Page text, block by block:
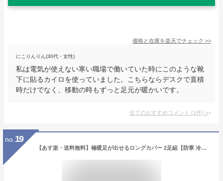
価格と在庫を楽天でチェック >>
にこりんりん(30代・女性)
私は電気が使えない寒い職場で働いていた時にこのような靴
下に貼るカイロを使っていました。こちらならデスクで直積
時だけでなく、移動の時もずっと足元が暖かいです。
全てのおすすめコメント (1件) >
no. 19
【あす楽・送料無料】極暖足が出せるロングカバー 2足組【防寒 冷え性 ソックス 靴下 レッグウォーマー 毛布 足先 暖かい 寝る 足 室内用 睡眠 冷え取り靴下 あったか あたたかい 脚 もこもこ グッズ あったかグッズ グッズ アイテム 冬 足元 寒い 冷え対策 ブラウン 茶色】